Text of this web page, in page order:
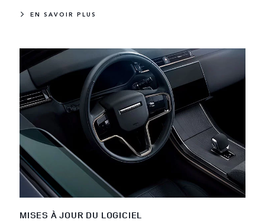
EN SAVOIR PLUS
MISES À JOUR DU LOGICIEL